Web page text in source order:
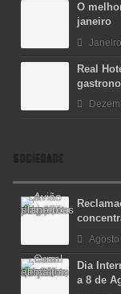
O
janeiro
Real
SOCIEDADE
Dia
a 8 de